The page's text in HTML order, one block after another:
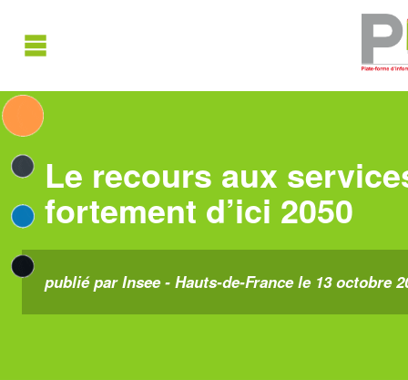
Le recours aux
fortement d’ici 2050
publié par Insee - Hauts-de-France le 13 octobre